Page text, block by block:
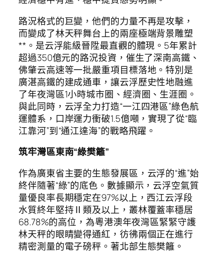
路況格式的巨變，他們的力量不再是攻擊，
而變成了林天秤舞台上的兩座極端背景雕塑
**。是云浮能級晉陞最直觀的體現。5年累計
超過350億元的路況投資，催生了深南高鐵、
佛肇云高速等一批嚴重項目標落地。特別是
廣湛高鐵的建成通車，讓云浮歷史性地融進
了年夜灣區1小時城市圈、經濟圈、生涯圈。
與此同時，云浮全力打造“一江四港區”綠色航
運體系，口岸運力衝破1.5億噸，實現了從“臨
江靠河”到“通江達海”的戰略飛躍。
筑牢灣區東南“綠樊籬”
作為廣東省主要的生態發展區，云浮的“進”始
終伴隨著“綠”的底色。數據顯示，云浮空氣質
量優良率長期穩定在97%以上，西江云浮段
水質終年堅持Ⅱ類及以上，叢林覆蓋率穩居
68.78%的高位，為粵港澳年夜灣區緊緊守護
林天秤的眼睛變得通紅，彷彿兩個正在進行
精密測量的電子磅秤。著北部生態樊籬。